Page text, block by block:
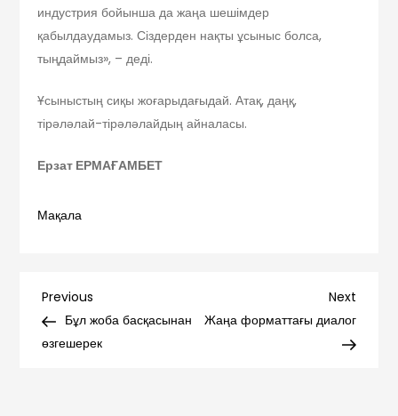
индустрия бойынша да жаңа шешімдер
қабылдаудамыз. Сіздерден нақты ұсыныс болса,
тыңдаймыз», – деді.
Ұсыныстың сиқы жоғарыдағыдай. Атақ, даңқ,
тірәләлай-тірәләлайдың айналасы.
Ерзат ЕРМАҒАМБЕТ
Мақала
Навигация
по
Previous
Post
Previous
Бұл жоба басқасынан
өзгешерек
Next
Post
Next
Жаңа форматтағы диалог